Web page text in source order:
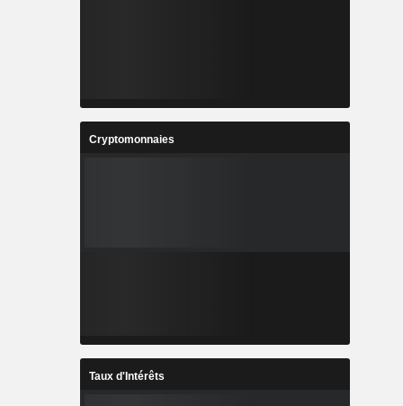
Cryptomonnaies
Taux d'Intérêts